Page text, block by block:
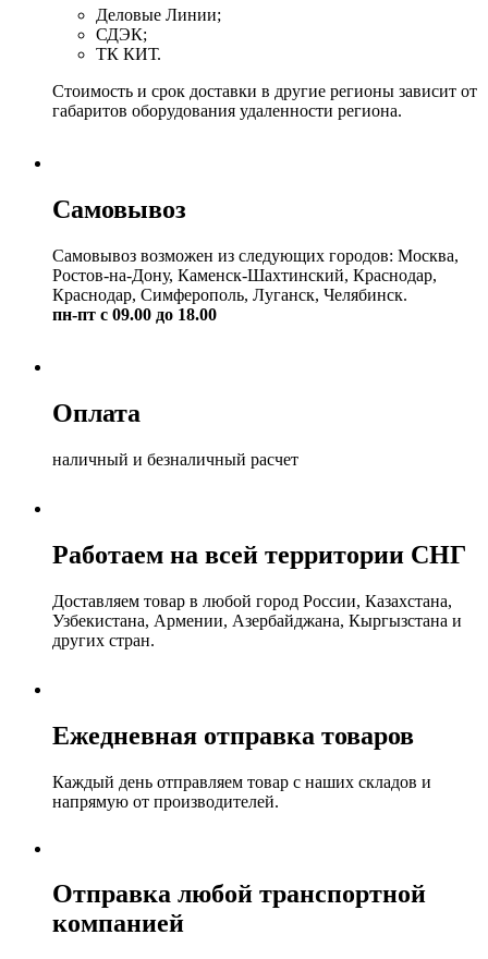
Деловые Линии;
СДЭК;
ТК КИТ.
Стоимость и срок доставки в другие регионы зависит от
габаритов оборудования удаленности региона.
Самовывоз
Самовывоз возможен из следующих городов: Москва,
Ростов-на-Дону, Каменск-Шахтинский, Краснодар,
Краснодар, Симферополь, Луганск, Челябинск.
пн-пт с 09.00 до 18.00
Оплата
наличный и безналичный расчет
Работаем на всей территории СНГ
Доставляем товар в любой город России, Казахстана,
Узбекистана, Армении, Азербайджана, Кыргызстана и
других стран.
Ежедневная отправка товаров
Каждый день отправляем товар с наших складов и
напрямую от производителей.
Отправка любой транспортной
компанией